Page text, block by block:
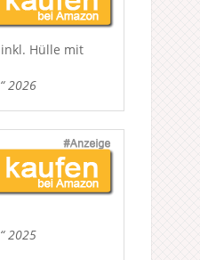
Hülle mit
2026
2025